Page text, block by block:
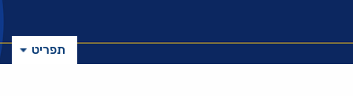
תפריט